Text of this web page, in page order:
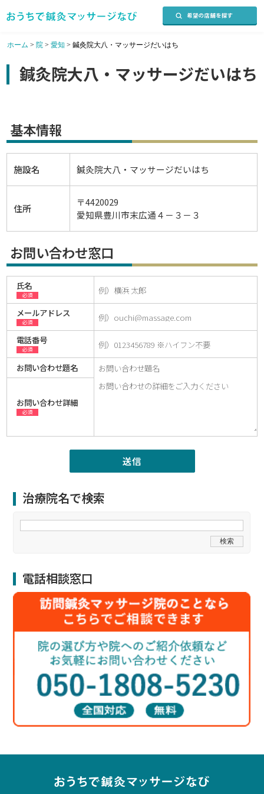
ホーム > 院> 愛知 > 鍼灸院大八・マッサージだいはち
鍼灸院大八・マッサージだいはち
基本情報
施設名 鍼灸院大八・マッサージだいはち
住所
〒4420029
愛知県豊川市末広通４－３－３
お問い合わせ窓口
氏名
必須
メールアドレス
必須
電話番号
必須
お問い合わせ題名
お問い合わせ詳細
必須
治療院名で検索
電話相談窓口